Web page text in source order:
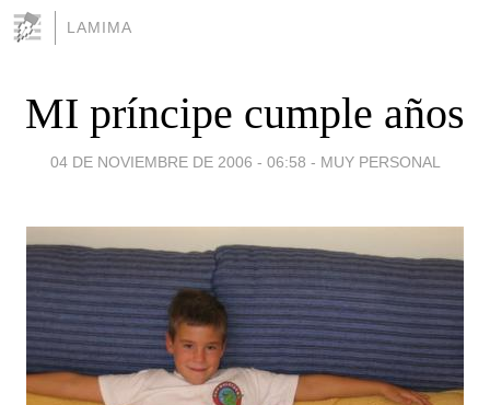
LAMIMA
MI príncipe cumple años
04 DE NOVIEMBRE DE 2006 - 06:58 - MUY PERSONAL